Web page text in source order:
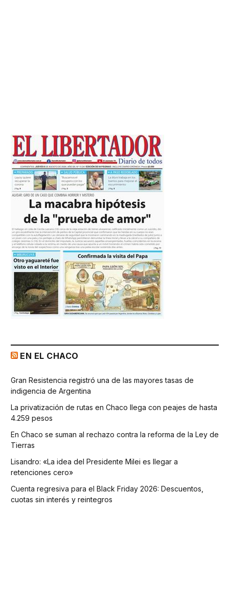
EN EL CHACO
Gran Resistencia registró una de las mayores tasas de
indigencia de Argentina
La privatización de rutas en Chaco llega con peajes de hasta
4.259 pesos
En Chaco se suman al rechazo contra la reforma de la Ley de
Tierras
Lisandro: «La idea del Presidente Milei es llegar a
retenciones cero»
Cuenta regresiva para el Black Friday 2026: Descuentos,
cuotas sin interés y reintegros